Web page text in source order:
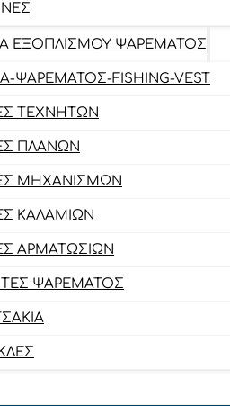
ΕΞΟΠΛΙΣΜΟΎ ΨΑΡΈΜΑΤΟΣ
ΨΑΡΈΜΑΤΟΣ-FISHING-VEST
ΤΕΧΝΗΤΏΝ
ΠΛΆΝΩΝ
ΜΗΧΑΝΙΣΜΏΝ
ΚΑΛΑΜΙΏΝ
ΑΡΜΑΤΩΣΙΏΝ
ΨΑΡΈΜΑΤΟΣ